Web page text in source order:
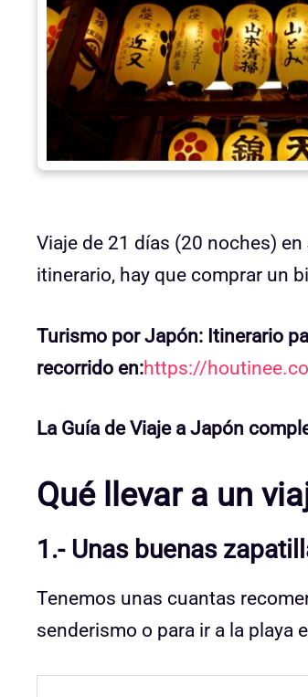
Viaje de 21 días (20 noches)
itinerario, hay que comprar un
Turismo por Japón: Itinerario
recorrido en:https://
La Guía de Viaje a Japón
Qué llevar a un
1.- Unas buenas
Tenemos unas cuantas
senderismo o para ir a la playa